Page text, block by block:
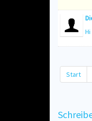
Start